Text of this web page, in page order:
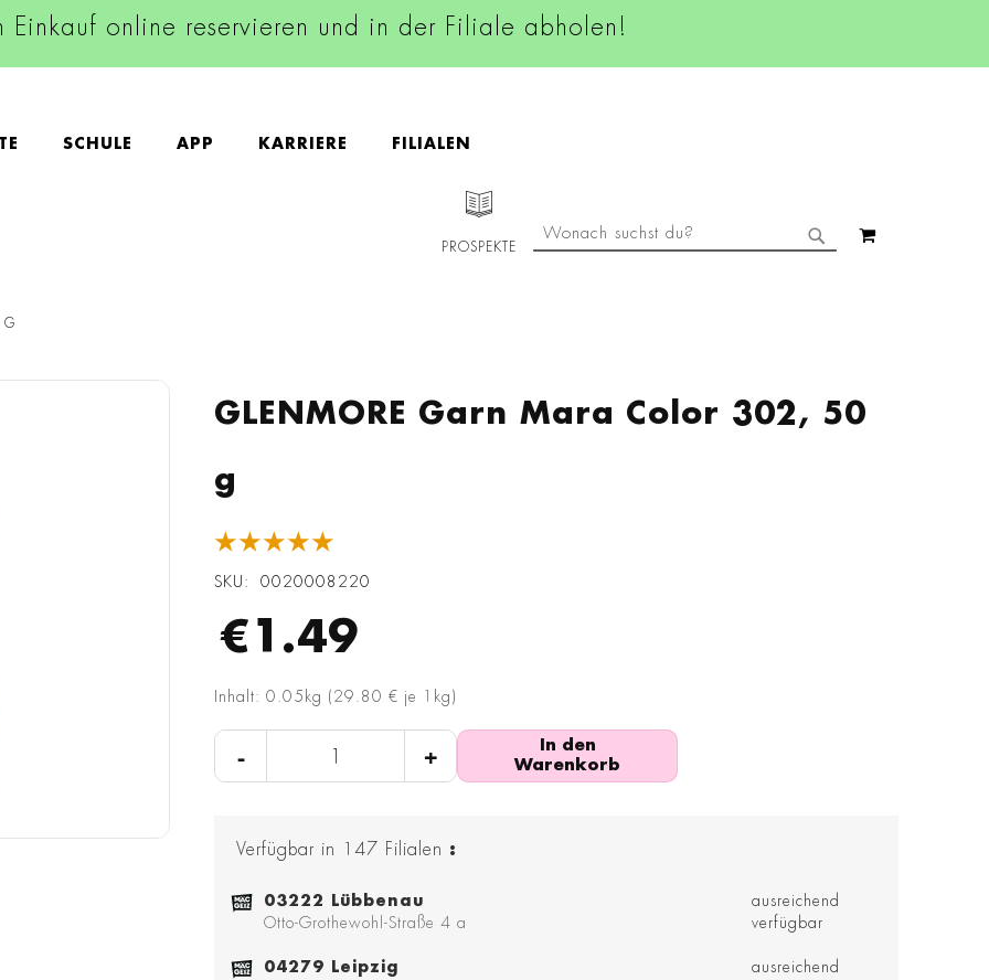
Einkauf online reservieren und in der Filiale abholen!
SCHULE APP KARRIERE FILIALEN
PROSPEKTE
SUCHE
G
GLENMORE Garn Mara Color 302, 50
g
★★★★★
SKU 0020008220
€1.49
Inhalt: 0.05kg (29.80 € je 1kg)
- +
In den
Warenkorb
Verfügbar in 147 Filialen :
03222 Lübbenau
Otto-Grothewohl-Straße 4 a
ausreichend
verfügbar
04279 Leipzig
ausreichend